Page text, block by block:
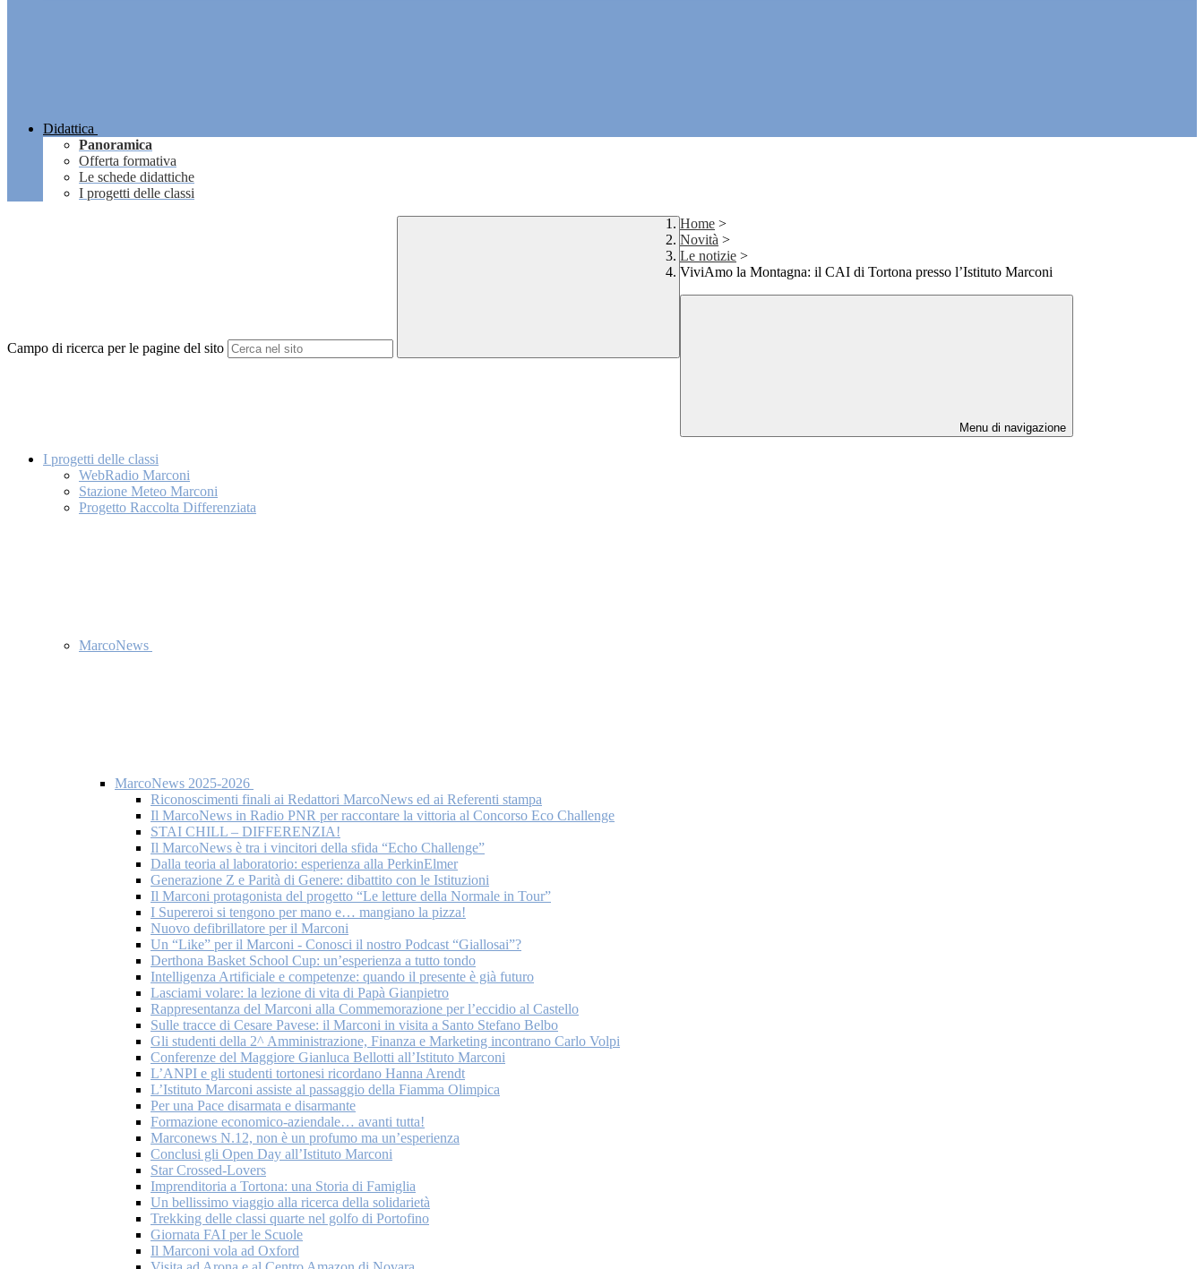
Didattica
Panoramica
Offerta formativa
Le schede didattiche
I progetti delle classi
Campo di ricerca per le pagine del sito
Home >
Novità >
Le notizie >
ViviAmo la Montagna: il CAI di Tortona presso l’Istituto Marconi
Menu di navigazione
I progetti delle classi
WebRadio Marconi
Stazione Meteo Marconi
Progetto Raccolta Differenziata
MarcoNews
MarcoNews 2025-2026
Riconoscimenti finali ai Redattori MarcoNews ed ai Referenti stampa
Il MarcoNews in Radio PNR per raccontare la vittoria al Concorso Eco Challenge
STAI CHILL – DIFFERENZIA!
Il MarcoNews è tra i vincitori della sfida “Echo Challenge”
Dalla teoria al laboratorio: esperienza alla PerkinElmer
Generazione Z e Parità di Genere: dibattito con le Istituzioni
Il Marconi protagonista del progetto “Le letture della Normale in Tour”
I Supereroi si tengono per mano e… mangiano la pizza!
Nuovo defibrillatore per il Marconi
Un “Like” per il Marconi - Conosci il nostro Podcast “Giallosai”?
Derthona Basket School Cup: un’esperienza a tutto tondo
Intelligenza Artificiale e competenze: quando il presente è già futuro
Lasciami volare: la lezione di vita di Papà Gianpietro
Rappresentanza del Marconi alla Commemorazione per l’eccidio al Castello
Sulle tracce di Cesare Pavese: il Marconi in visita a Santo Stefano Belbo
Gli studenti della 2^ Amministrazione, Finanza e Marketing incontrano Carlo Volpi
Conferenze del Maggiore Gianluca Bellotti all’Istituto Marconi
L’ANPI e gli studenti tortonesi ricordano Hanna Arendt
L’Istituto Marconi assiste al passaggio della Fiamma Olimpica
Per una Pace disarmata e disarmante
Formazione economico-aziendale… avanti tutta!
Marconews N.12, non è un profumo ma un’esperienza
Conclusi gli Open Day all’Istituto Marconi
Star Crossed-Lovers
Imprenditoria a Tortona: una Storia di Famiglia
Un bellissimo viaggio alla ricerca della solidarietà
Trekking delle classi quarte nel golfo di Portofino
Giornata FAI per le Scuole
Il Marconi vola ad Oxford